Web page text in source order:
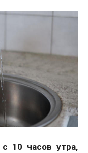
10 часов утра,